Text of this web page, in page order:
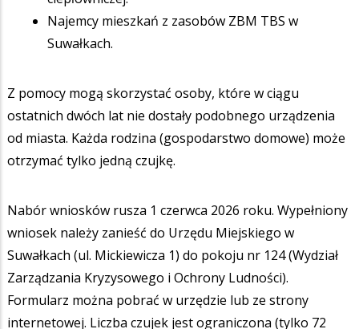
Najemcy mieszkań z zasobów ZBM TBS w
Suwałkach.
Z pomocy mogą skorzystać osoby, które w ciągu
ostatnich dwóch lat nie dostały podobnego urządzenia
od miasta. Każda rodzina (gospodarstwo domowe) może
otrzymać tylko jedną czujkę.
Nabór wniosków rusza 1 czerwca 2026 roku. Wypełniony
wniosek należy zanieść do Urzędu Miejskiego w
Suwałkach (ul. Mickiewicza 1) do pokoju nr 124 (Wydział
Zarządzania Kryzysowego i Ochrony Ludności).
Formularz można pobrać w urzędzie lub ze strony
internetowej. Liczba czujek jest ograniczona (tylko 72